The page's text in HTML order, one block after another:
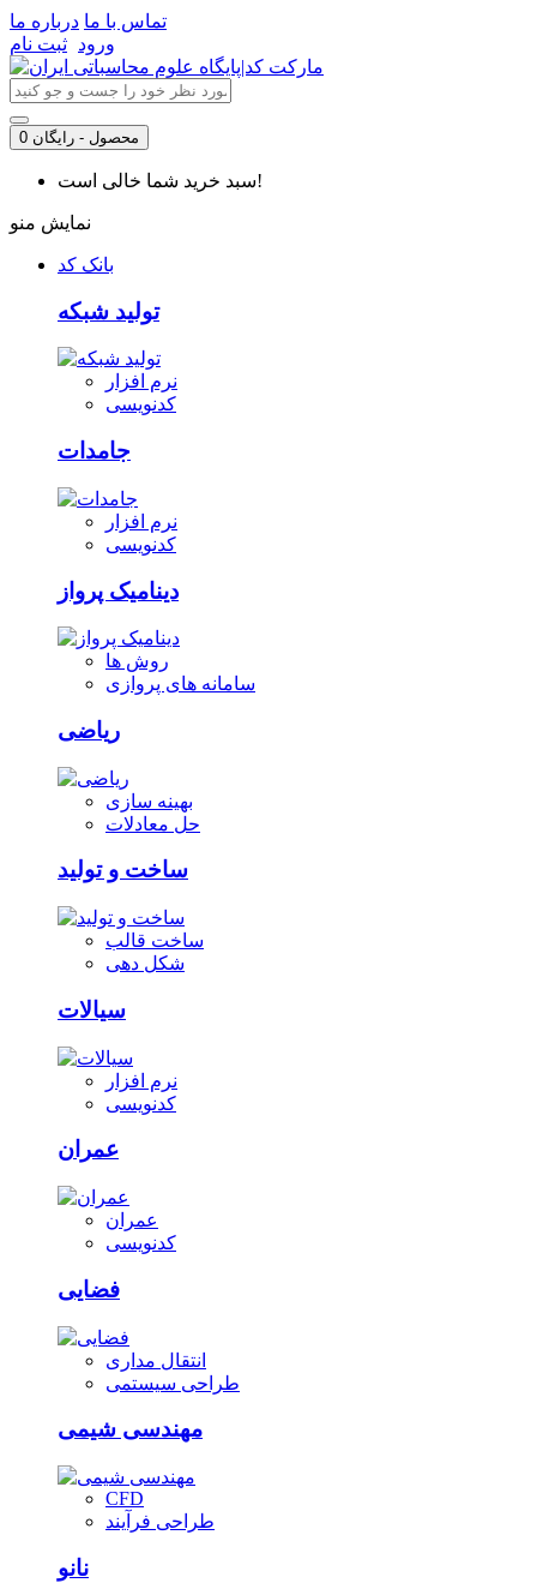
تماس با ما درباره ما
ورود ثبت نام
0 محصول - رایگان
سبد خرید شما خالی است!
نمایش منو
بانک کد
تولید شبکه
نرم افزار
کدنویسی
جامدات
نرم افزار
کدنویسی
دینامیک پرواز
روش ها
سامانه های پروازی
ریاضی
بهینه سازی
حل معادلات
ساخت و تولید
ساخت قالب
شکل دهی
سیالات
نرم افزار
کدنویسی
عمران
عمران
کدنویسی
فضایی
انتقال مداری
طراحی سیستمی
مهندسی شیمی
CFD
طراحی فرآیند
نانو